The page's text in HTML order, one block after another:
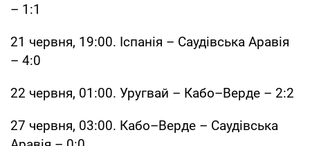
– 1:1
21 червня, 19:00. Іспанія – Саудівська Аравія
– 4:0
22 червня, 01:00. Уругвай – Кабо–Верде – 2:2
27 червня, 03:00. Кабо–Верде – Саудівська